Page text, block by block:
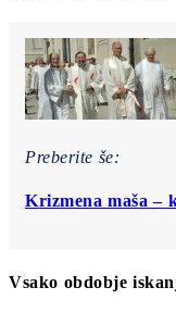
Preberite še:
Krizmena maša ‒
Vsako obdobje